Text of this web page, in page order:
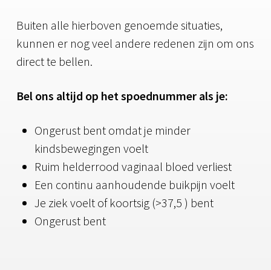
Buiten alle hierboven genoemde situaties,
kunnen er nog veel andere redenen zijn om ons
direct te bellen.
Bel ons altijd op het spoednummer als je:
Ongerust bent omdat je minder
kindsbewegingen voelt
Ruim helderrood vaginaal bloed verliest
Een continu aanhoudende buikpijn voelt
Je ziek voelt of koortsig (>37,5 ) bent
Ongerust bent